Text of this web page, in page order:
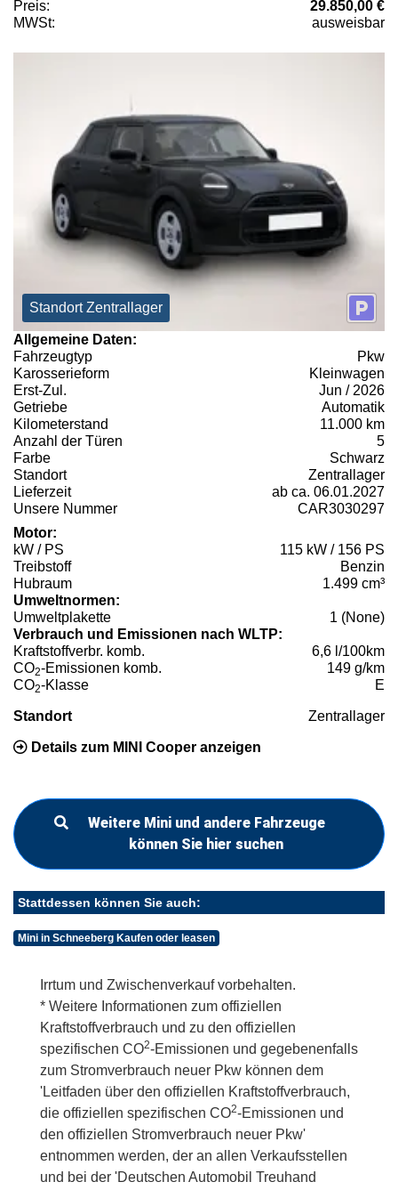
Preis:
29.850,00 €
MWSt:
ausweisbar
Standort Zentrallager
Allgemeine Daten:
Fahrzeugtyp
Pkw
Karosserieform
Kleinwagen
Erst-Zul.
Jun / 2026
Getriebe
Automatik
Kilometerstand
11.000 km
Anzahl der Türen
5
Farbe
Schwarz
Standort
Zentrallager
Lieferzeit
ab ca. 06.01.2027
Unsere Nummer
CAR3030297
Motor:
kW / PS
115 kW / 156 PS
Treibstoff
Benzin
Hubraum
1.499 cm³
Umweltnormen:
Umweltplakette
1 (None)
Verbrauch und Emissionen nach WLTP:
Kraftstoffverbr. komb.
6,6 l/100km
CO2-Emissionen komb.
149 g/km
CO2-Klasse E
Standort Zentrallager
Details zum MINI Cooper anzeigen
Weitere Mini und andere Fahrzeuge
können Sie hier suchen
Stattdessen können Sie auch:
Mini in Schneeberg Kaufen oder leasen
Irrtum und Zwischenverkauf vorbehalten.
* Weitere Informationen zum offiziellen
Kraftstoffverbrauch und zu den offiziellen
spezifischen CO2-Emissionen und gegebenenfalls
zum Stromverbrauch neuer Pkw können dem
'Leitfaden über den offiziellen Kraftstoffverbrauch,
die offiziellen spezifischen CO2-Emissionen und
den offiziellen Stromverbrauch neuer Pkw'
entnommen werden, der an allen Verkaufsstellen
und bei der 'Deutschen Automobil Treuhand